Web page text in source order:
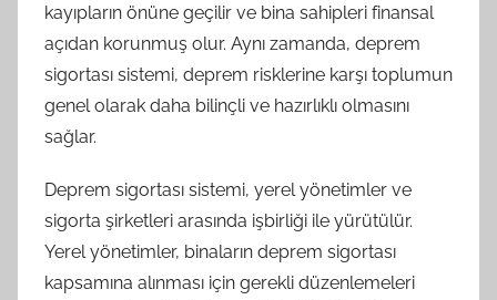
kayıpların önüne geçilir ve bina sahipleri finansal
açıdan korunmuş olur. Aynı zamanda, deprem
sigortası sistemi, deprem risklerine karşı toplumun
genel olarak daha bilinçli ve hazırlıklı olmasını
sağlar.
Deprem sigortası sistemi, yerel yönetimler ve
sigorta şirketleri arasında işbirliği ile yürütülür.
Yerel yönetimler, binaların deprem sigortası
kapsamına alınması için gerekli düzenlemeleri